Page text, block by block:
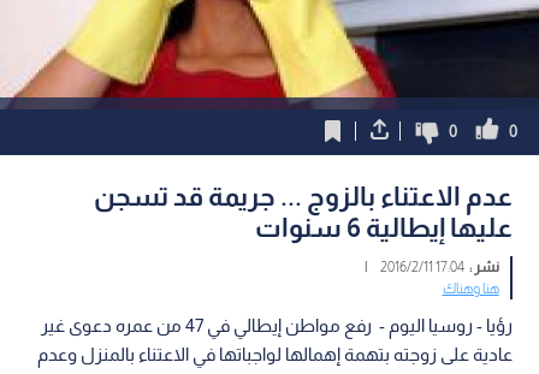
0
0
عدم الاعتناء بالزوج ... جريمة قد تسجن
عليها إيطالية 6 سنوات
نشر :17:04 2016/2/11
|
هنا وهناك
رؤيا - روسيا اليوم - رفع مواطن إيطالي في 47 من عمره دعوى غير
عادية على زوجته بتهمة إهمالها لواجباتها في الاعتناء بالمنزل وعدم